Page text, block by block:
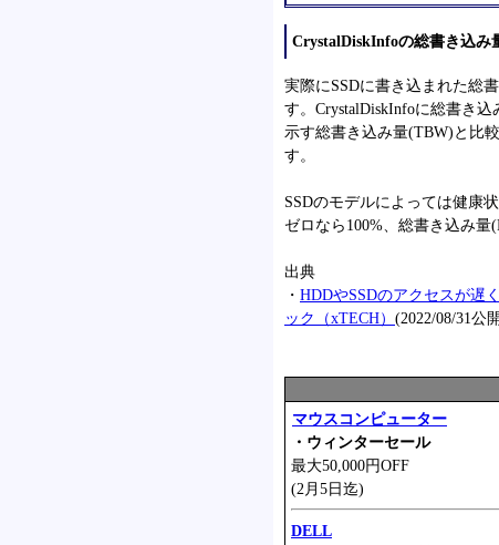
CrystalDiskInfoの総書き込み
実際にSSDに書き込まれた総
す。CrystalDiskInfoに総書き
示す総書き込み量(TBW)と比
す。
SSDのモデルによっては健康
ゼロなら100%、総書き込み量
出典
・ HDDやSSDのアクセスが遅
ック（xTECH） (2022/08/31公
マウスコンピューター
・ウィンターセール
最大50,000円OFF
(2月5日迄)
DELL